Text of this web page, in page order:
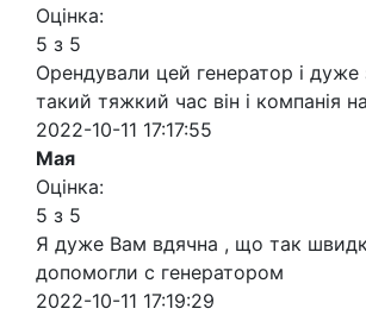
Оцінка:
5 з 5
Орендували цей генератор і дуже
такий тяжкий час він і компанія
2022-10-11 17:17:55
Мая
Оцінка:
5 з 5
Я дуже Вам вдячна , що так
допомогли с генератором
2022-10-11 17:19:29